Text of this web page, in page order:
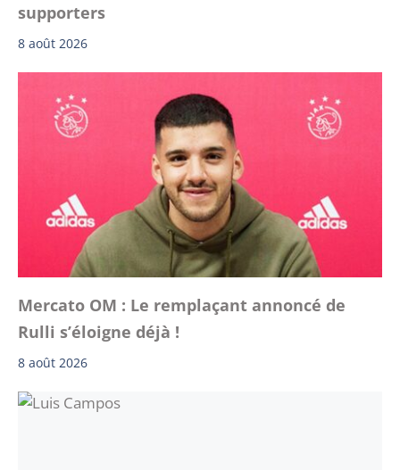
supporters
8 août 2026
Mercato OM : Le remplaçant annoncé de
Rulli s’éloigne déjà !
8 août 2026